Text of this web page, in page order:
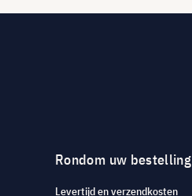
Rondom uw bestelling
Levertijd en verzendkosten